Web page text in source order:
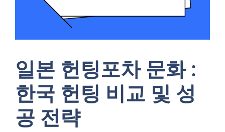
일본 헌팅포차 문화 :
한국 헌팅 비교 및 성
공 전략